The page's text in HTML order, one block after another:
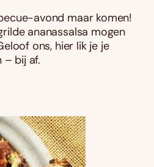
avond maar komen!
ananassalsa mogen
ons, hier lik je je
– bij af.